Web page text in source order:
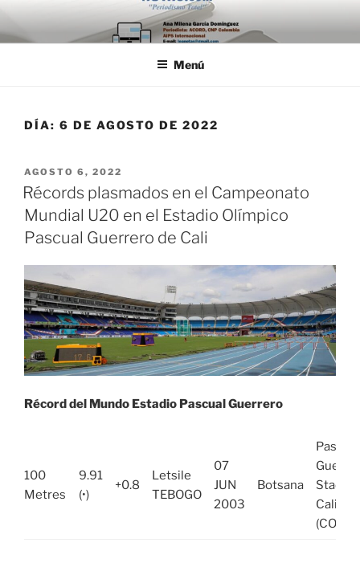
Saltar
al
contenido
Menú
DÍA: 6 DE AGOSTO DE 2022
PUBLICADO
EL
AGOSTO 6, 2022
Récords plasmados en el Campeonato
Mundial U20 en el Estadio Olímpico
Pascual Guerrero de Cali
Récord del Mundo Estadio Pascual Guerrero
100
Metres
9.91
(•)
+0.8
Letsile
TEBOGO
07
JUN
2003
Botsana
Pascual
Cali
(COL)